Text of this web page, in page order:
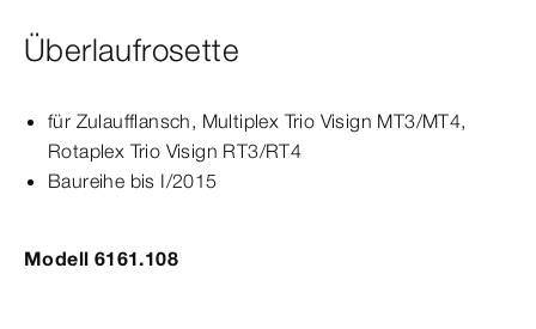
Überlaufrosette
für Zulaufflansch, Multiplex Trio Visign MT3/MT4,
Rotaplex Trio Visign RT3/RT4
Baureihe bis I/2015
Modell 6161.108